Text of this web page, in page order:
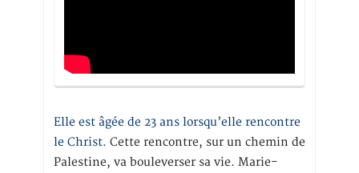
Elle est âgée de 23 ans lorsqu’elle rencontre
le Christ. Cette rencontre, sur un chemin de
Palestine, va bouleverser sa vie. Marie-